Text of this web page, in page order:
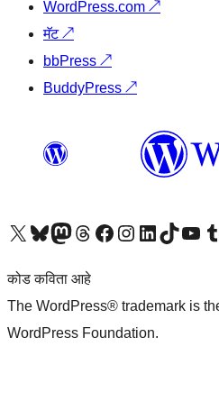
WordPress.com ↗
मॅट↗
bbPress ↗
BuddyPress ↗
आमच्या X (एक्स) (पूर्वीचे ट्विटर) खात्याला भेट द्या आमच्या ब्लूस्की खात्याला भेट द्या.आमच्या Mastodon खात्याला भेट द्या.आमच्या थ्रेड्स खात्याला भेट द्या. आमच्या फेसबुक पेजला भेट द्या आमच्या इंस्टाग्राम खात्याला भेट द्या आमच्या लिंक्डइन खात्याला भेट द्या आमच्या टिकटॉक अकाउंटला भेट द्या.आमच्या यूट्यूब चॅनेलला भेट द्या आमच्या टंबलर खात्याला भेट द्या.
कोड कविता आहे
The WordPress® trademark is
WordPress Foundation.